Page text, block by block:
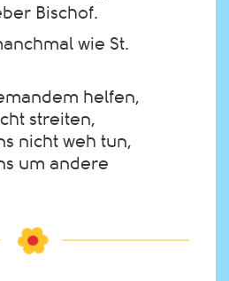
Bischof.
wie St.
helfen,
streiten,
nicht weh tun,
um andere